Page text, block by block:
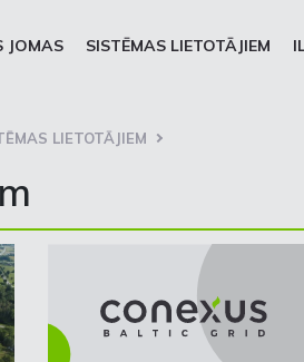
JOMAS SISTĒMAS LIETOTĀJIEM
LIETOTĀJIEM